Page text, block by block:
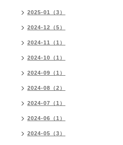
2025-01（3）
2024-12（5）
2024-11（1）
2024-10（1）
2024-09（1）
2024-08（2）
2024-07（1）
2024-06（1）
2024-05（3）